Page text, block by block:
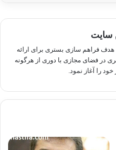
سایت
کاشمر سلام، از سال 1398 با هدف فراهم سازی بستری برای ارائه
در فضای مجازی با دوری از هرگونه
را آغاز نمود.